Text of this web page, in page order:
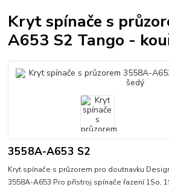
Kryt spínače s
A653 S2 Tango -
3558A-A653 S2
Kryt spínače s průzorem pro doutnavku
3558A-A653 Pro přístroj spínače řazení 1So,